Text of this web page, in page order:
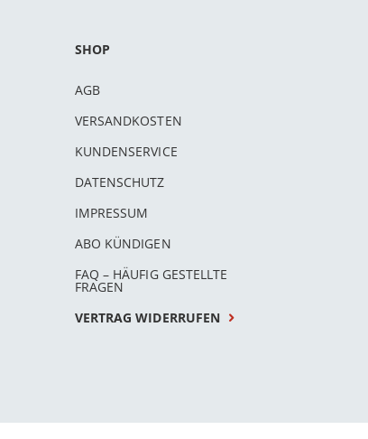
SHOP
AGB
VERSANDKOSTEN
KUNDENSERVICE
DATENSCHUTZ
IMPRESSUM
ABO KÜNDIGEN
FAQ – HÄUFIG GESTELLTE
FRAGEN
VERTRAG WIDERRUFEN